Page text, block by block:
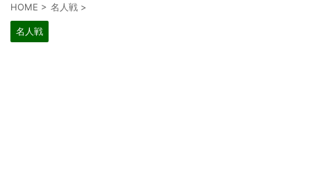
HOME > 名人戦 >
名人戦